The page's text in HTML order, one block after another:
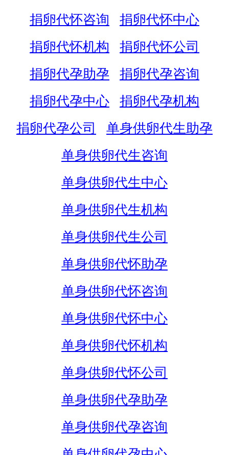
捐卵代怀咨询
捐卵代怀中心
捐卵代怀机构
捐卵代怀公司
捐卵代孕助孕
捐卵代孕咨询
捐卵代孕中心
捐卵代孕机构
捐卵代孕公司
单身供卵代生助孕
单身供卵代生咨询
单身供卵代生中心
单身供卵代生机构
单身供卵代生公司
单身供卵代怀助孕
单身供卵代怀咨询
单身供卵代怀中心
单身供卵代怀机构
单身供卵代怀公司
单身供卵代孕助孕
单身供卵代孕咨询